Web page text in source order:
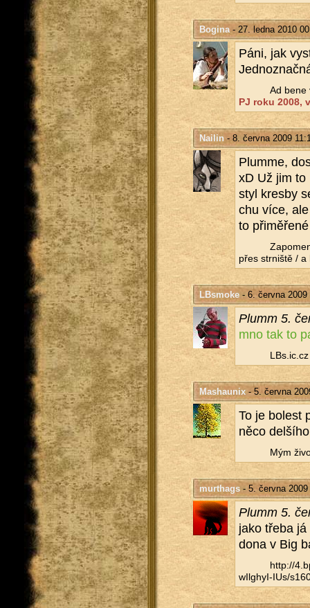
Bogina- 27. ledna 2010
Páni, jak
Ad bene
PJ roku 2008,
Nailin- 8. června 2009
Plum­me,
xD Už jim to
styl kres­by
chu více,
to
přes str­niš­tě / a
LBsmoke- 6. června 2009
Plumm 5.
mno tak to
LBs.​ic.​cz
Mashaunix- 5. června
To je bo­lest
něco
Mým
murthags- 5. června 2009
Plumm 5.
jako třeba
do­na v Big
http://​
wIlghyI-IUs/​